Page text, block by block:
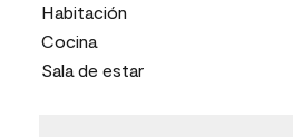
Habitación
Cocina
Sala de estar